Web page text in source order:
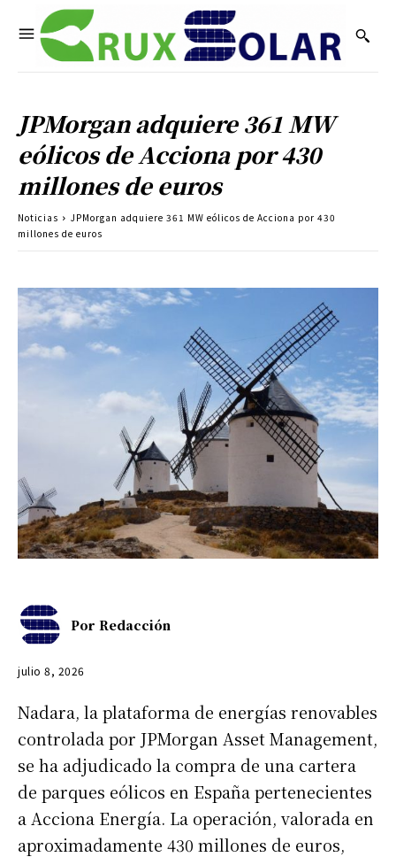
JPMorgan adquiere 361 MW
eólicos de Acciona por 430
millones de euros
Noticias
JPMorgan adquiere 361 MW eólicos de Acciona por 430
millones de euros
Por Redacción
julio 8, 2026
Nadara, la plataforma de energías renovables
controlada por JPMorgan Asset Management,
se ha adjudicado la compra de una cartera
de parques eólicos en España pertenecientes
a Acciona Energía. La operación, valorada en
aproximadamente 430 millones de euros,